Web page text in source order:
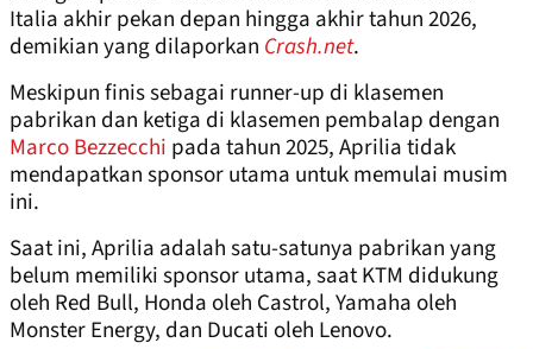
Italia akhir pekan depan hingga akhir tahun 2026,
demikian yang dilaporkan Crash.net.
Meskipun finis sebagai runner-up di klasemen
pabrikan dan ketiga di klasemen pembalap dengan
Marco Bezzecchi pada tahun 2025, Aprilia tidak
mendapatkan sponsor utama untuk memulai musim
ini.
Saat ini, Aprilia adalah satu-satunya pabrikan yang
belum memiliki sponsor utama, saat KTM didukung
oleh Red Bull, Honda oleh Castrol, Yamaha oleh
Monster Energy, dan Ducati oleh Lenovo.